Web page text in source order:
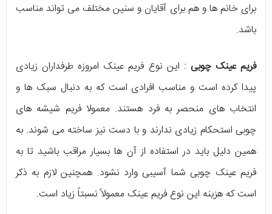
برای خانم ها و هم برای آقایان و سنین مختلف می تواند مناسب
باشد.
فریم عینک چوبی : این نوع فریم عینک امروزه طرفداران زیادی
پیدا کرده است و مناسب افرادی است که به دنبال سبک ها و
انتخاب های منحصر به فرد هستند. معمولا فریم شیشه های
چوبی استحکام زیادی ندارند و با دست نیز ساخته می شوند. به
همین دلیل باید در استفاده از آن ها بسیار مراقب باشید تا به
فریم عینک چوبی شما آسیبی وارد نشود. همچنین لازم به ذکر
است که هزینه این نوع فریم عینک معمولاً نسبتاً زیاد است.